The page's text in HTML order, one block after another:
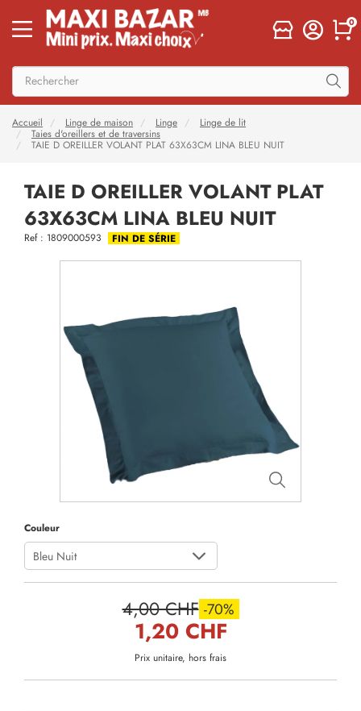
0
Accueil Linge de maison Linge
Linge de lit
Taies d'oreillers et de traversins
TAIE D OREILLER VOLANT PLAT 63X63CM LINA BLEU NUIT
TAIE D OREILLER VOLANT PLAT
63X63CM LINA BLEU NUIT
Ref : 1809000593 FIN DE SÉRIE
Couleur
Bleu Nuit
4,00 CHF -70%
1,20 CHF
Prix unitaire, hors frais